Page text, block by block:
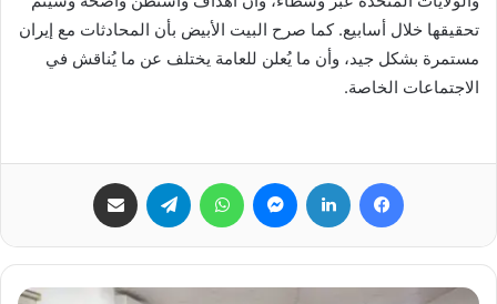
تحقيقها خلال أسابيع. كما صرح البيت الأبيض بأن المحادثات مع إيران
مستمرة بشكل جيد، وأن ما يُعلن للعامة يختلف عن ما يُناقش في
الاجتماعات الخاصة.
فيسبوك لينكدإن ماسنجر واتساب تيلقرام